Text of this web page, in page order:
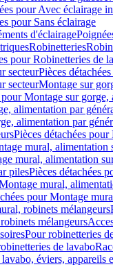
pour Avec éclairage
pour Sans éclairage
d'éclairage
Robinetteries
pour Robinetteries de
secteurPièces
secteurMontage sur
pour Montage sur
alimentation par
alimentation par
Pièces détachées
mural, alimentation
mural, alimentation
pilesPièces détachées
mural,
pour Montage
robinets mélangeurs
mélangeurs
Pour robinetteries
de lavabo
éviers, appareils